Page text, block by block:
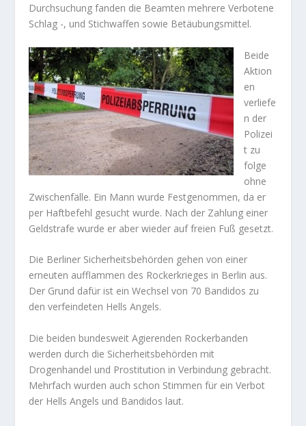
Durchsuchung fanden die Beamten mehrere Verbotene
Schlag -, und Stichwaffen sowie Betäubungsmittel.
Beide
Aktion
en
verliefe
n der
Polizei
t zu
folge
ohne
Zwischenfälle. Ein Mann wurde Festgenommen, da er
per Haftbefehl gesucht wurde. Nach der Zahlung einer
Geldstrafe wurde er aber wieder auf freien Fuß gesetzt.
Die Berliner Sicherheitsbehörden gehen von einer
erneuten aufflammen des Rockerkrieges in Berlin aus.
Der Grund dafür ist ein Wechsel von 70 Bandidos zu
den verfeindeten Hells Angels.
Die beiden bundesweit Agierenden Rockerbanden
werden durch die Sicherheitsbehörden mit
Drogenhandel und Prostitution in Verbindung gebracht.
Mehrfach wurden auch schon Stimmen für ein Verbot
der Hells Angels und Bandidos laut.